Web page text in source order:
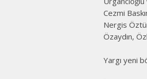
Cezmi
Nergis
Özaydın,
Yargı yeni